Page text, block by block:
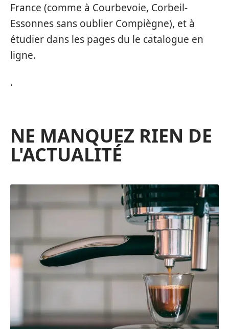
France (comme à Courbevoie, Corbeil-
Essonnes sans oublier Compiègne), et à
étudier dans les pages du le catalogue en
ligne.
.
NE MANQUEZ RIEN DE
L'ACTUALITÉ